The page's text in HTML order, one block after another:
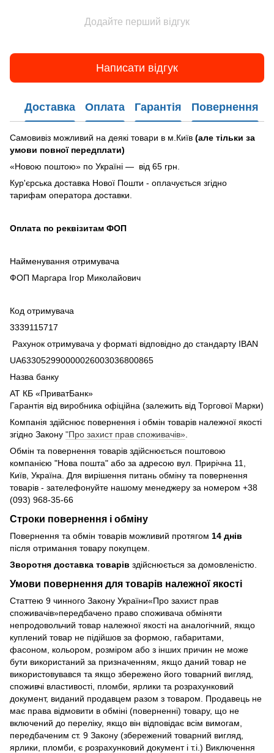
Додайте перший відгук
Написати відгук
Доставка Оплата Гарантія Повернення
Самовивіз можливий на деякі товари в м.Київ (але тільки за
умови повної передплати)
«Новою поштою» по Україні — від 65 грн.
Кур'єрська доставка Нової Пошти - оплачується згідно
тарифам оператора доставки.
Оплата по реквізитам ФОП
Найменування отримувача
ФОП Маргара Ігор Миколайович
Код отримувача
3339115717
Рахунок отримувача у форматі відповідно до стандарту IBAN
UA633052990000026003036800865
Назва банку
АТ КБ «ПриватБанк»
Гарантія від виробника офіційна (залежить від Торгової Марки)
Компанія здійснює повернення і обмін товарів належної якості
згідно Закону "Про захист прав споживачів»
Обмін та повернення товарів здійснюється поштовою
компанією "Нова пошта" або за адресою вул. Прирічна 11,
Київ, Україна. Для вирішення питань обміну та повернення
товарів - зателефонуйте нашому менеджеру за номером +38
(093) 968-35-66
Строки повернення і обміну
Повернення та обмін товарів можливий протягом 14 днів
після отримання товару покупцем.
Зворотня доставка товарів здійснюється за домовленістю.
Умови повернення для товарів належної якості
Статтею 9 чинного Закону України«Про захист прав
споживачів»передбачено право споживача обміняти
непродовольчий товар належної якості на аналогічний, якщо
куплений товар не підійшов за формою, габаритами,
фасоном, кольором, розміром або з інших причин не може
бути використаний за призначенням, якщо даний товар не
використовувався та якщо збережено його товарний вигляд,
споживчі властивості, пломби, ярлики та розрахунковий
документ, виданий продавцем разом з товаром. Продавець не
має права відмовити в обміні (поверненні) товару, що не
включений до переліку, якщо він відповідає всім вимогам,
передбаченим ст. 9 Закону (збережений товарний вигляд,
ярлики, пломби, є розрахунковий документ і т.і.) Виключення